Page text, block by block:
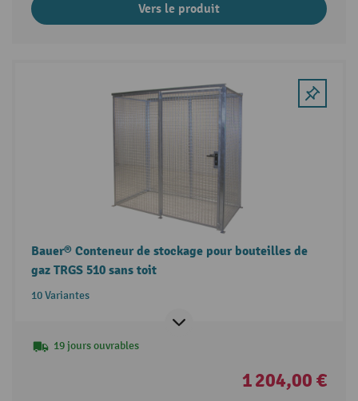
Vers le produit
Bauer® Conteneur de stockage pour bouteilles de
gaz TRGS 510 sans toit
10 Variantes
19 jours ouvrables
1 204,00 €